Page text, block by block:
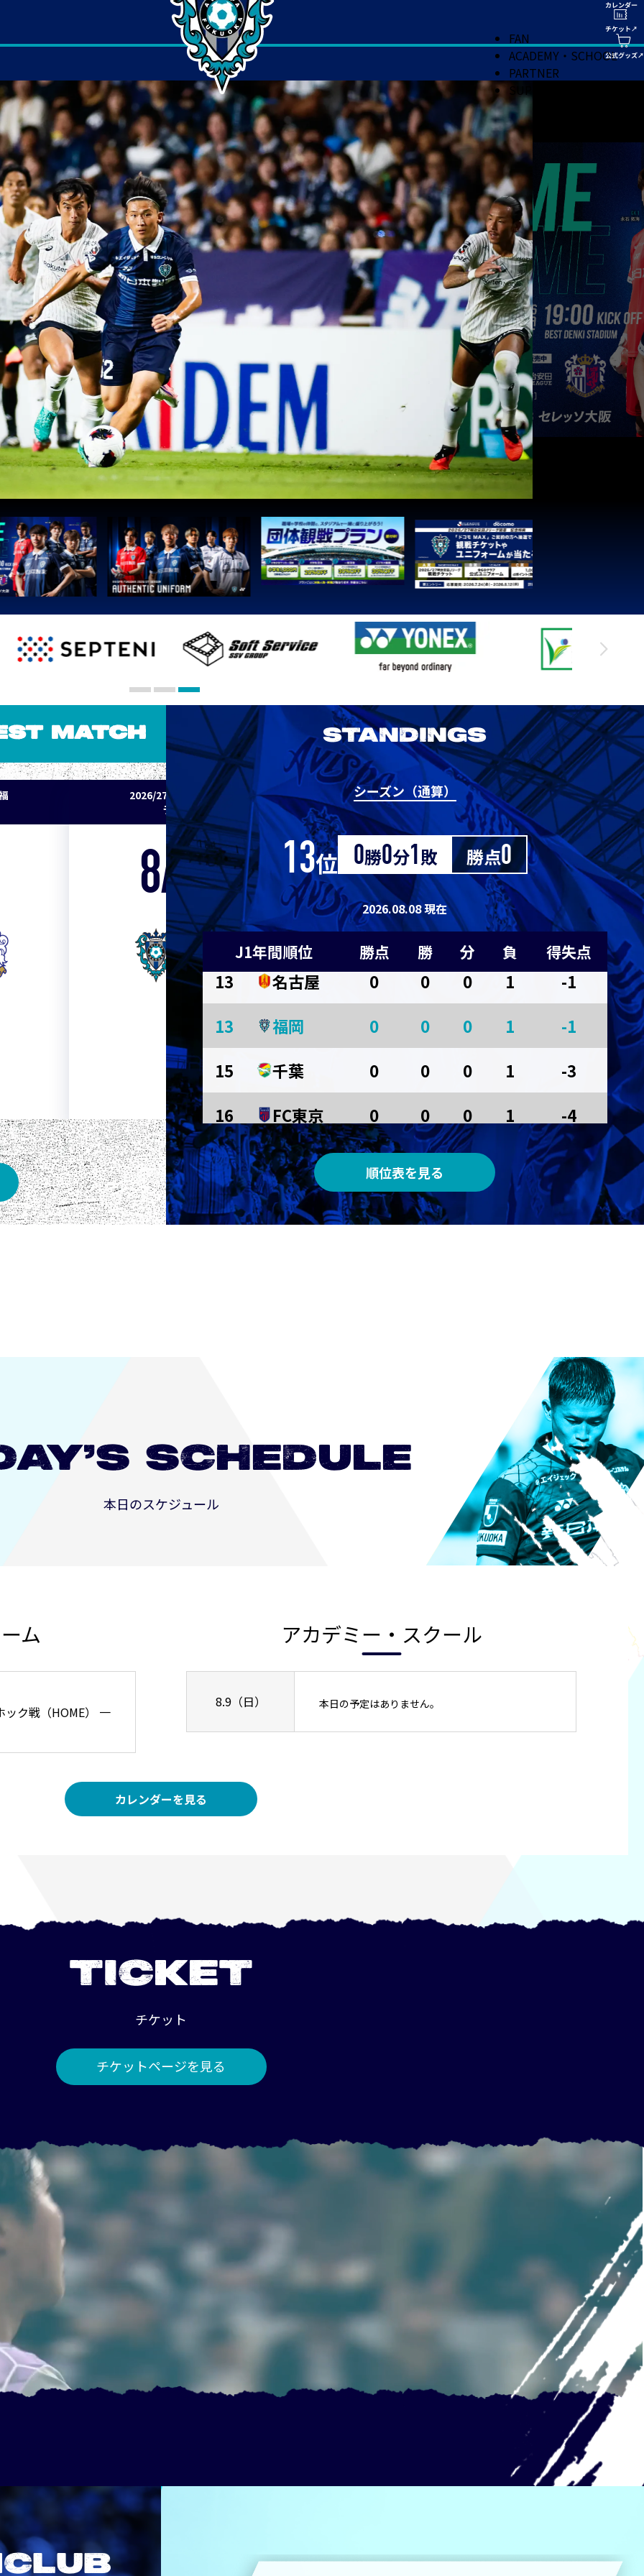
FAN
ACADEMY・SCHOOL
PARTNER
MATCH
2026/27明治安田J1リーグ 鹿島アント
ラーズ vs アビスパ福岡
8/22Sat. 18:00
VS
メルカリスタジアム
2026/27明治安田J1リーグ 京都サンガ
F.C. vs アビスパ福岡
8/29Sat. 19:00
VS
STANDINGS
シーズン（通算）
13位 0勝0分1敗 勝点0
2026.08.08 現在
J1年間順位 勝点 勝 分 負 得失点
1 町田 0 0
2
3 1
3
鹿島 3 1 0 0
3
Ｇ大阪 3 1 0 0
3 1 0
1
3 1
1
清水 3 0
1
7
神戸 3 1 0 0
1
9
浦和 0 0 0 1
-1
9
横浜FM 0 0 0 1
-1
11
水戸 0 0 1
11
岡山 0 0 0 1
-1
13
名古屋 0 0 0 1
-1
13
福岡 0 0 0 1
-1
15
千葉 0 0 0 1
-3
16
FC東京 0 0 0 1
-4
東京Ｖ
0 0 0
0
川崎Ｆ
0 0 0
0
順位表を見る
SCHEDULE
本日のスケジュール
ム
ク戦（HOME） 一
アカデミー・スクール
8.9（日） 本日の予定はありません。
カレンダーを見る
TICKET
チケット
チケットページを見る